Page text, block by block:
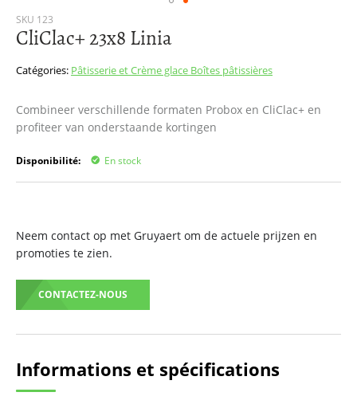
SKU 123
CliClac+ 23x8 Linia
Catégories: Pâtisserie et Crème glace Boîtes pâtissières
Combineer verschillende formaten Probox en CliClac+ en
profiteer van onderstaande kortingen
Disponibilité: En stock
Neem contact op met Gruyaert om de actuele prijzen en
promoties te zien.
CONTACTEZ-NOUS
Passer
au
de
d’images
Informations et spécifications